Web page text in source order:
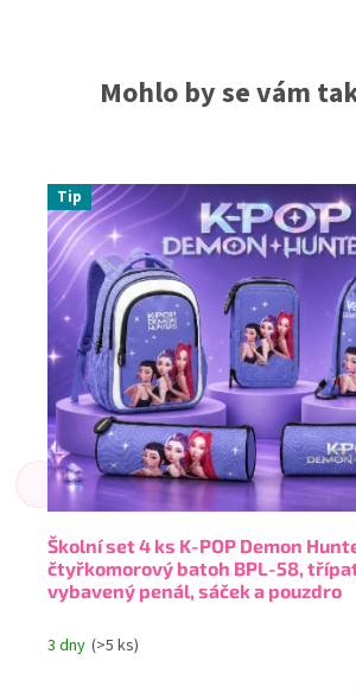
Mohlo by se vám
Tip
Školní set 4 ks K-POP Demon
čtyřkomorový batoh BPL-58,
vybavený penál, sáček a pouzdro
3 dny (>5 ks)